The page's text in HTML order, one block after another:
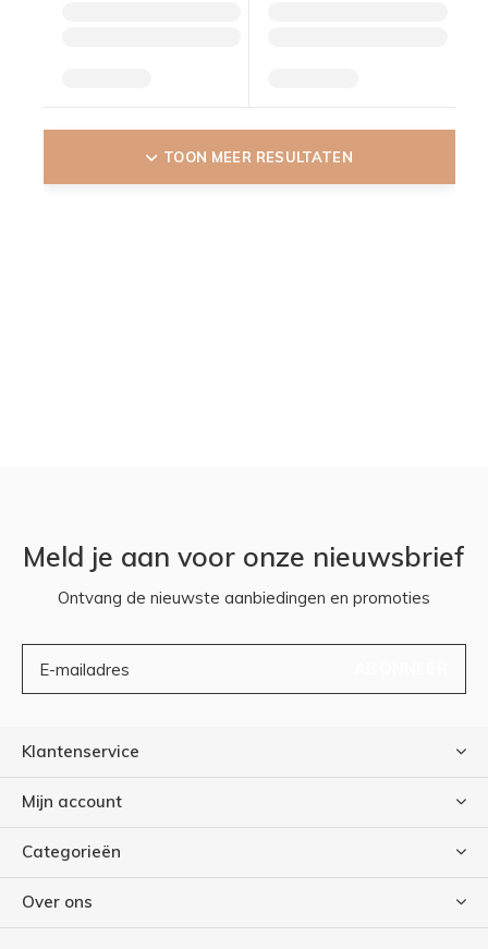
TOON MEER RESULTATEN
Meld je aan voor onze nieuwsbrief
Ontvang de nieuwste aanbiedingen en promoties
Klantenservice
Mijn account
Categorieën
Over ons